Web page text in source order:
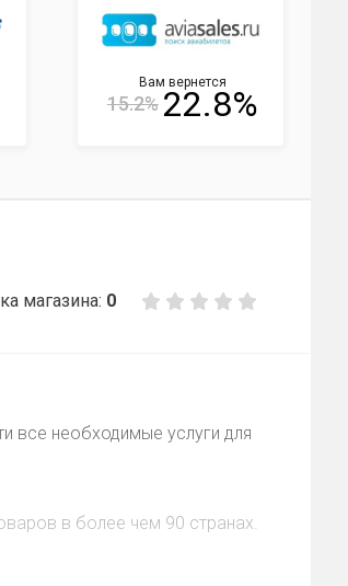
Вам вернется
15.2% 22.8%
магазина: 0
все необходимые услуги для
в более чем 90 странах.